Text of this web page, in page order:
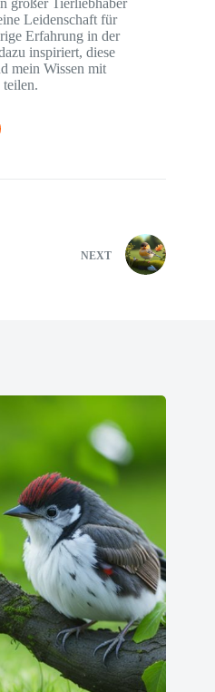
großer Tierliebhaber
Leidenschaft für
Erfahrung in der
inspiriert, diese
mein Wissen mit
teilen.
NEXT